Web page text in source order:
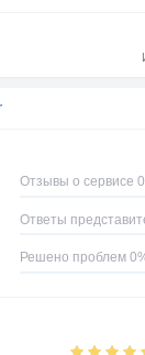
Отзывы о сервисе 0
Ответы
Решено проблем